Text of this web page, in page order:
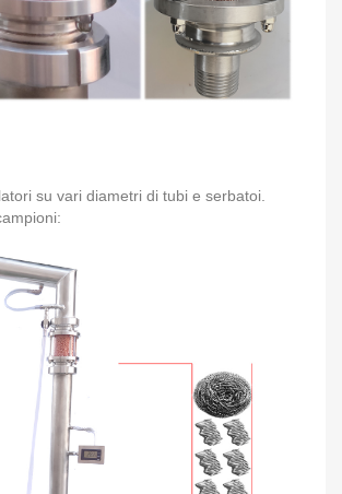
su vari diametri di tubi e serbatoi.